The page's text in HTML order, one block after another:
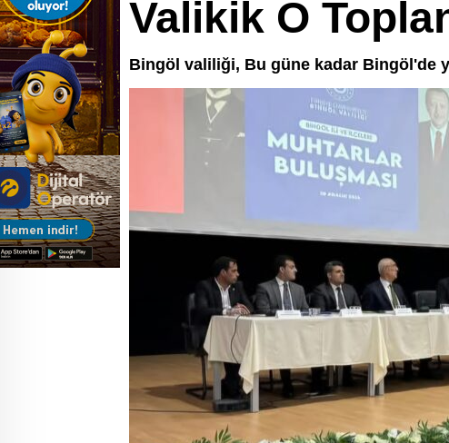
Valikik O
Bingöl valiliği, Bu güne kadar Bingöl'de